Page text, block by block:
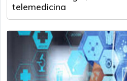
telemedicina